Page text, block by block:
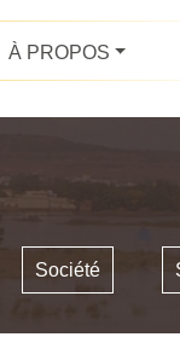
À PROPOS
Société